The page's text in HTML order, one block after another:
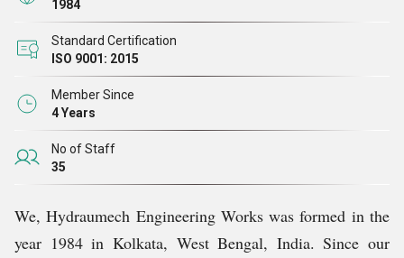
1984
Standard Certification
ISO 9001: 2015
Member Since
4 Years
No of Staff
35
We, Hydraumech Engineering Works was formed in the
year 1984 in Kolkata, West Bengal, India. Since our